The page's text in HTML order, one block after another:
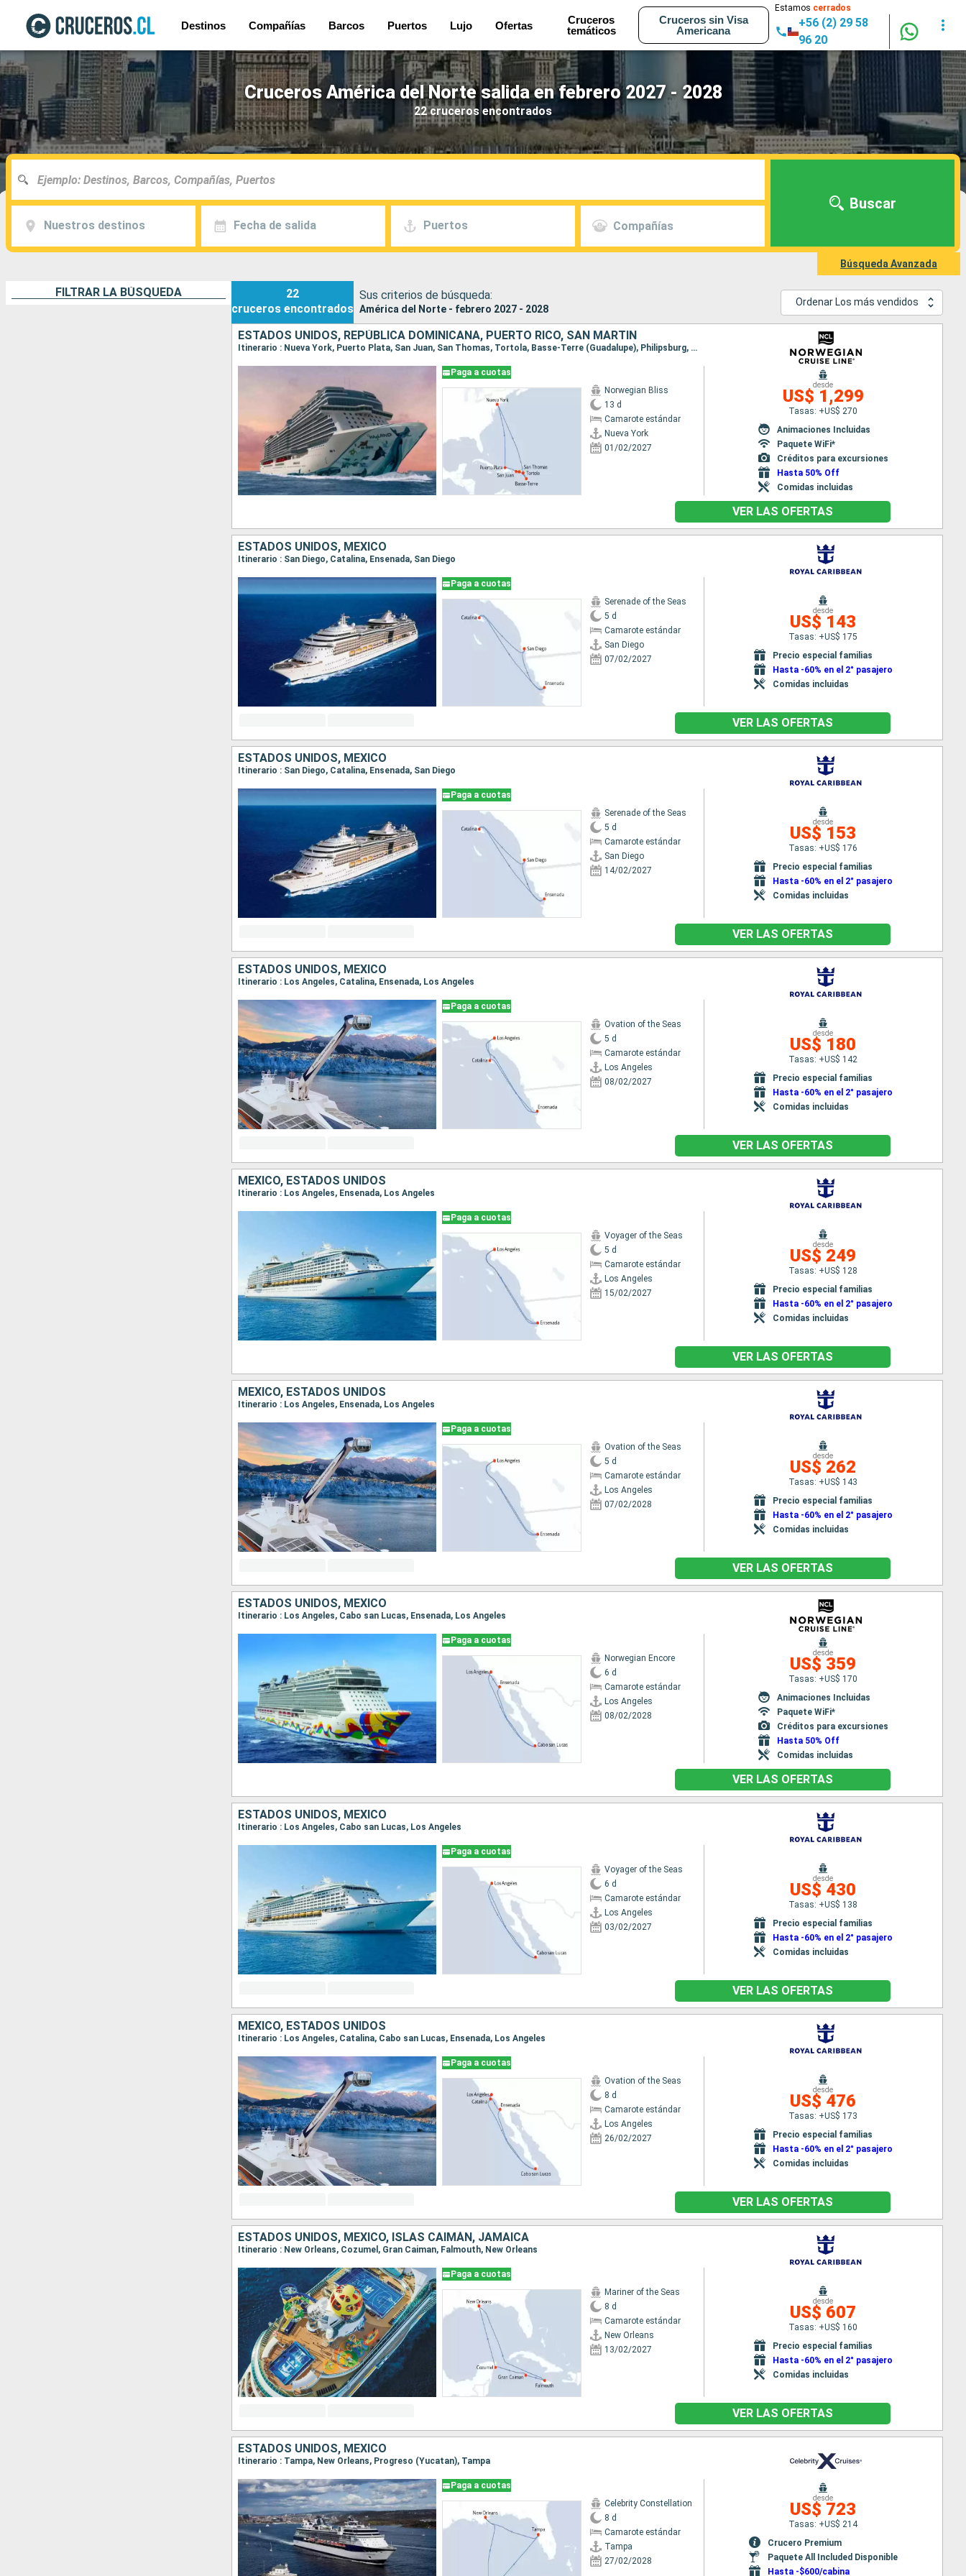
Destinos Compañías Barcos Puertos Lujo Ofertas
Cruceros
temáticos
Cruceros sin Visa
Americana
Estamos cerrados
+56 (2) 29 58
96 20
Cruceros América del Norte salida en febrero 2027 - 2028
22 cruceros encontrados
Nuestros destinos Fecha de salida Puertos Compañías
Buscar
Búsqueda Avanzada
FILTRAR LA BÚSQUEDA
22
cruceros encontrados
Sus criterios de búsqueda:
América del Norte - febrero 2027 - 2028
Ordenar Los más vendidos
ESTADOS UNIDOS, REPÚBLICA DOMINICANA, PUERTO RICO, SAN MARTÍN
Itinerario : Nueva York, Puerto Plata, San Juan, San Thomas, Tortola, Basse-Terre (Guadalupe), Philipsburg, Nueva York
Paga a cuotas
Norwegian Bliss
13 d
Camarote estándar
Nueva York
01/02/2027
desde
US$ 1,299
Tasas: +US$ 270
Animaciones Incluidas
Paquete WiFi*
Créditos para excursiones
Hasta 50% Off
Comidas incluidas
VER LAS OFERTAS
ESTADOS UNIDOS, MÉXICO
Itinerario : San Diego, Catalina, Ensenada, San Diego
Paga a cuotas
Serenade of the Seas
5 d
Camarote estándar
San Diego
07/02/2027
desde
US$ 143
Tasas: +US$ 175
Precio especial familias
Hasta -60% en el 2° pasajero
Comidas incluidas
VER LAS OFERTAS
ESTADOS UNIDOS, MÉXICO
Itinerario : San Diego, Catalina, Ensenada, San Diego
Paga a cuotas
Serenade of the Seas
5 d
Camarote estándar
San Diego
14/02/2027
desde
US$ 153
Tasas: +US$ 176
Precio especial familias
Hasta -60% en el 2° pasajero
Comidas incluidas
VER LAS OFERTAS
ESTADOS UNIDOS, MÉXICO
Itinerario : Los Angeles, Catalina, Ensenada, Los Angeles
Paga a cuotas
Ovation of the Seas
5 d
Camarote estándar
Los Angeles
08/02/2027
desde
US$ 180
Tasas: +US$ 142
Precio especial familias
Hasta -60% en el 2° pasajero
Comidas incluidas
VER LAS OFERTAS
MÉXICO, ESTADOS UNIDOS
Itinerario : Los Angeles, Ensenada, Los Angeles
Paga a cuotas
Voyager of the Seas
5 d
Camarote estándar
Los Angeles
15/02/2027
desde
US$ 249
Tasas: +US$ 128
Precio especial familias
Hasta -60% en el 2° pasajero
Comidas incluidas
VER LAS OFERTAS
MÉXICO, ESTADOS UNIDOS
Itinerario : Los Angeles, Ensenada, Los Angeles
Paga a cuotas
Ovation of the Seas
5 d
Camarote estándar
Los Angeles
07/02/2028
desde
US$ 262
Tasas: +US$ 143
Precio especial familias
Hasta -60% en el 2° pasajero
Comidas incluidas
VER LAS OFERTAS
ESTADOS UNIDOS, MÉXICO
Itinerario : Los Angeles, Cabo san Lucas, Ensenada, Los Angeles
Paga a cuotas
Norwegian Encore
6 d
Camarote estándar
Los Angeles
08/02/2028
desde
US$ 359
Tasas: +US$ 170
Animaciones Incluidas
Paquete WiFi*
Créditos para excursiones
Hasta 50% Off
Comidas incluidas
VER LAS OFERTAS
ESTADOS UNIDOS, MÉXICO
Itinerario : Los Angeles, Cabo san Lucas, Los Angeles
Paga a cuotas
Voyager of the Seas
6 d
Camarote estándar
Los Angeles
03/02/2027
desde
US$ 430
Tasas: +US$ 138
Precio especial familias
Hasta -60% en el 2° pasajero
Comidas incluidas
VER LAS OFERTAS
MÉXICO, ESTADOS UNIDOS
Itinerario : Los Angeles, Catalina, Cabo san Lucas, Ensenada, Los Angeles
Paga a cuotas
Ovation of the Seas
8 d
Camarote estándar
Los Angeles
26/02/2027
desde
US$ 476
Tasas: +US$ 173
Precio especial familias
Hasta -60% en el 2° pasajero
Comidas incluidas
VER LAS OFERTAS
ESTADOS UNIDOS, MÉXICO, ISLAS CAIMÁN, JAMAICA
Itinerario : New Orleans, Cozumel, Gran Caiman, Falmouth, New Orleans
Paga a cuotas
Mariner of the Seas
8 d
Camarote estándar
New Orleans
13/02/2027
desde
US$ 607
Tasas: +US$ 160
Precio especial familias
Hasta -60% en el 2° pasajero
Comidas incluidas
VER LAS OFERTAS
ESTADOS UNIDOS, MÉXICO
Itinerario : Tampa, New Orleans, Progreso (Yucatan), Tampa
Paga a cuotas
Celebrity Constellation
8 d
Camarote estándar
Tampa
27/02/2028
desde
US$ 723
Tasas: +US$ 214
Crucero Premium
Paquete All Included Disponible
Hasta -$600/cabina